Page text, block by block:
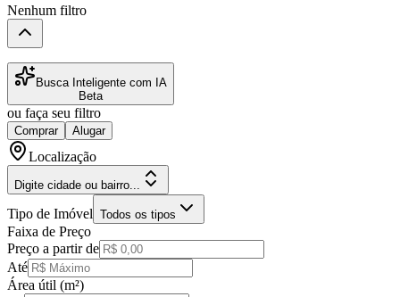
Nenhum filtro
Busca Inteligente com IA
Beta
ou faça seu filtro
Comprar Alugar
Localização
Digite cidade ou bairro...
Tipo de Imóvel Todos os tipos
Faixa de Preço
Preço a partir de
Até
Área útil (m²)